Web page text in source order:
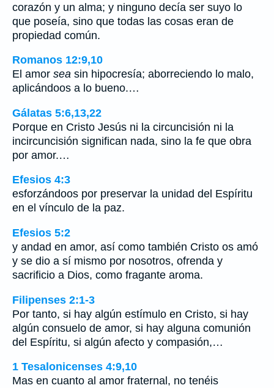
corazón y un alma; y ninguno decía ser suyo lo
que poseía, sino que todas las cosas eran de
propiedad común.
Romanos 12:9,10
El amor sea sin hipocresía; aborreciendo lo malo,
aplicándoos a lo bueno.…
Gálatas 5:6,13,22
Porque en Cristo Jesús ni la circuncisión ni la
incircuncisión significan nada, sino la fe que obra
por amor.…
Efesios 4:3
esforzándoos por preservar la unidad del Espíritu
en el vínculo de la paz.
Efesios 5:2
y andad en amor, así como también Cristo os amó
y se dio a sí mismo por nosotros, ofrenda y
sacrificio a Dios, como fragante aroma.
Filipenses 2:1-3
Por tanto, si hay algún estímulo en Cristo, si hay
algún consuelo de amor, si hay alguna comunión
del Espíritu, si algún afecto y compasión,…
1 Tesalonicenses 4:9,10
Mas en cuanto al amor fraternal, no tenéis